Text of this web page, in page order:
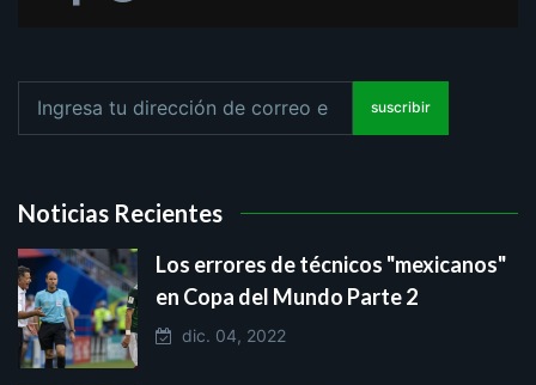
suscribir
Noticias Recientes
Los errores de técnicos "mexicanos"
en Copa del Mundo Parte 2
dic. 04, 2022